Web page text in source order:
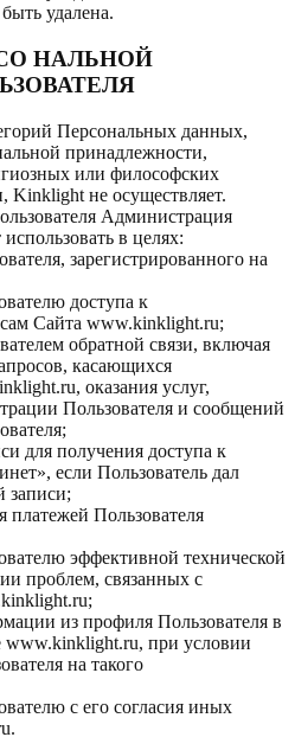
удалена.
НАЛЬНОЙ
Персональных данных,
принадлежности,
или философских
не осуществляет.
Администрация
в целях:
зарегистрированного на
доступа к
Сайта www.kinklight.ru;
обратной связи, включая
касающихся
, оказания услуг,
Пользователя и сообщений
для получения доступа к
если Пользователь дал
записи;
платежей Пользователя
эффективной технической
проблем, связанных с
;
из профиля Пользователя в
www.kinklight.ru, при условии
на такого
с его согласия иных